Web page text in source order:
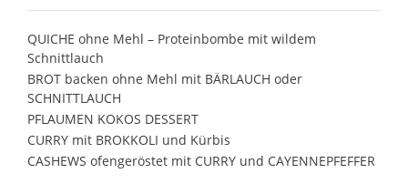
QUICHE ohne Mehl – Proteinbombe mit wildem
Schnittlauch
BROT backen ohne Mehl mit BÄRLAUCH oder
SCHNITTLAUCH
PFLAUMEN KOKOS DESSERT
CURRY mit BROKKOLI und Kürbis
CASHEWS ofengeröstet mit CURRY und CAYENNEPFEFFER